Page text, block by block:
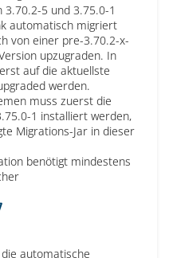
3.70.2-5 und 3.75.0-1
automatisch migriert
von einer pre-3.70.2-x-
upzugraden. In
auf die aktuellste
werden.
muss zuerst die
1 installiert werden,
Migrations-Jar in dieser
benötigt mindestens
automatische